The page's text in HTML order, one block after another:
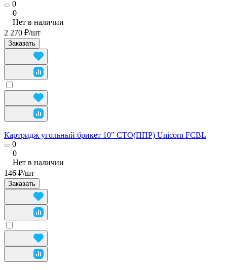
0
0
Нет в наличии
2 270 ₽/шт
Заказать
Картридж угольный брикет 10" СТО(ППР) Unicorn FCBL
0
0
Нет в наличии
146 ₽/шт
Заказать